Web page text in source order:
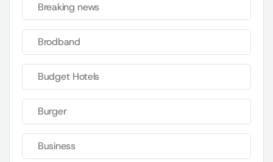
Breaking news
Brodband
Budget Hotels
Burger
Business